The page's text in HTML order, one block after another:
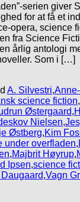
serien giver
for at få et
opera, science
fra Science
årlig antologi
Som i […]
A. Silvestri,
science fiction,
Østergaard,
Nielsen,
Østberg,Kim
under overfladen,
,Majbrit Høyrup,
Ipsen,science
,Vagn